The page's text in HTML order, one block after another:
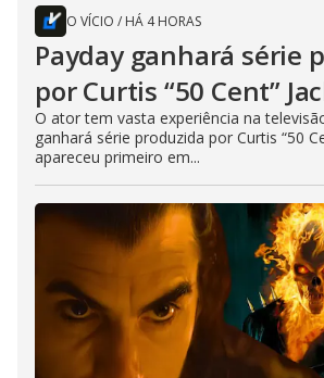
O VÍCIO / HÁ 4 HORAS
Payday ganhará série
por Curtis “50 Cent”
O ator tem vasta experiência na
ganhará série produzida por Curtis “50
apareceu primeiro em...